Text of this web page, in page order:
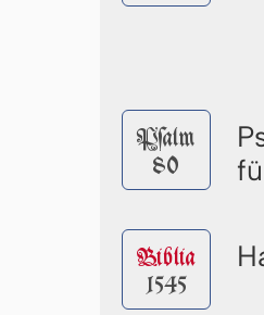
Pſalm
80
Biblia
1545